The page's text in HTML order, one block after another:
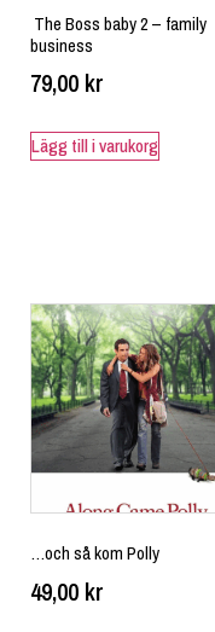
The Boss baby 2 – family
business
79,00 kr
Lägg till i varukorg
…och så kom Polly
49,00 kr